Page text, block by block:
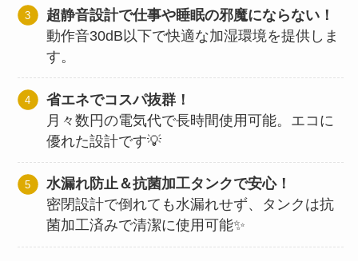
超静音設計で仕事や睡眠の邪魔にならない！
動作音30dB以下で快適な加湿環境を提供しま
す。
省エネでコスパ抜群！
月々数円の電気代で長時間使用可能。エコに
優れた設計です💡
水漏れ防止＆抗菌加工タンクで安心！
密閉設計で倒れても水漏れせず、タンクは抗
菌加工済みで清潔に使用可能✨